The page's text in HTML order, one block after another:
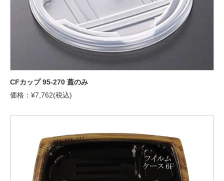
CFカップ 95-270 蓋のみ
価格：¥7,762(税込)